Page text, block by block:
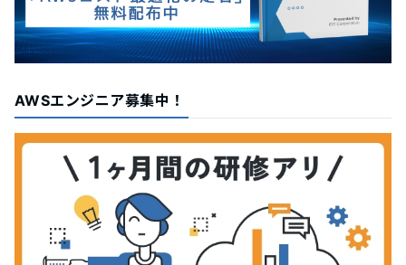
AWSエンジニア募集中！